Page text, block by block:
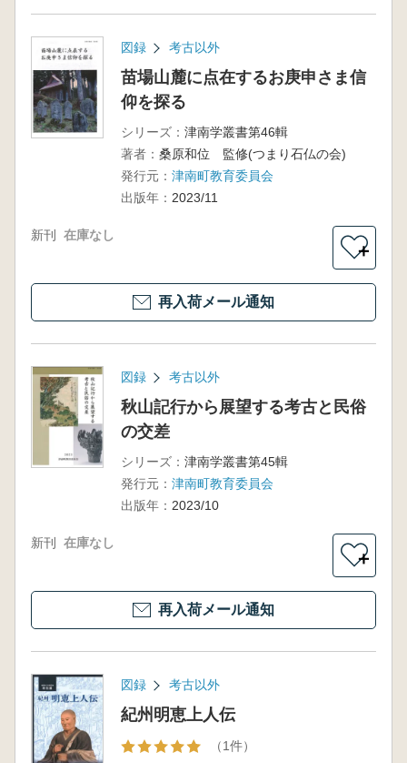
図録 考古以外
苗場山麓に点在するお庚申さま信
仰を探る
シリーズ： 津南学叢書第46輯
著者： 桑原和位 監修(つまり石仏の会)
発行元： 津南町教育委員会
出版年： 2023/11
新刊 在庫なし
＋
再入荷メール通知
図録 考古以外
秋山記行から展望する考古と民俗
の交差
シリーズ： 津南学叢書第45輯
発行元： 津南町教育委員会
出版年： 2023/10
新刊 在庫なし
＋
再入荷メール通知
図録 考古以外
紀州明恵上人伝
（1件）